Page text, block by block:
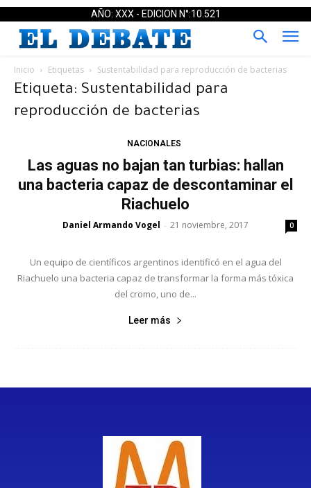
AÑO: XXX - EDICION N°:10.521
Inicio Etiquetas Sustentabilidad para reproducción de bacterias
Etiqueta: Sustentabilidad para
reproducción de bacterias
NACIONALES
Las aguas no bajan tan turbias: hallan
una bacteria capaz de descontaminar el
Riachuelo
Daniel Armando Vogel - 21 noviembre, 2017 0
Un equipo de científicos argentinos identificó en el agua del
Riachuelo una bacteria capaz de transformar la forma más tóxica
del cromo, uno de...
Leer más